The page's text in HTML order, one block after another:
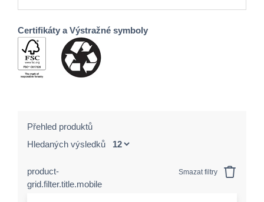
Certifikáty a Výstražné symboly
Přehled produktů
Hledaných výsledků
product-
grid.filter.title.mobile
Smazat filtry